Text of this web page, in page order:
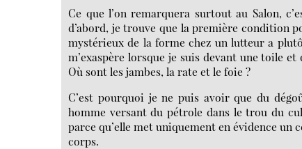
Ce que l’on remarquera surtout au Salon,
d’abord, je trouve que la première condition
mystérieux de la forme chez un lutteur a
m’exaspère lorsque je suis devant une toile
Où sont les jambes, la rate et le foie ?
C’est pourquoi je ne puis avoir que du
homme versant du pétrole dans le trou du
parce qu’elle met uniquement en évidence un
corps.